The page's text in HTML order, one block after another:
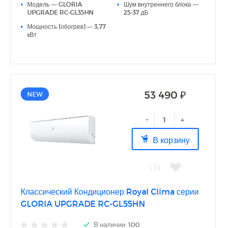
● 3D AUTO AIR (Только для моделей с индексами 22, 28,
35);
● Скрытый LED-дисплей;
● I Feel;
•
Модель — GLORIA
UPGRADE RC-GL35HN
•
Мощность (обогрев) — 3,77
кВт
•
Шум внутреннего блока —
25-37 дБ
NEW 53 490 ₽
- +
В корзину
Классический Кондиционер Royal Clima серии
GLORIA UPGRADE RC-GL55HN
В наличии: 100